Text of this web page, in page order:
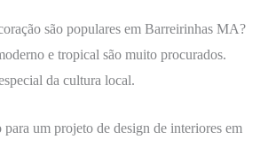
são populares em Barreirinhas MA?
e tropical são muito procurados.
da cultura local.
um projeto de design de interiores em